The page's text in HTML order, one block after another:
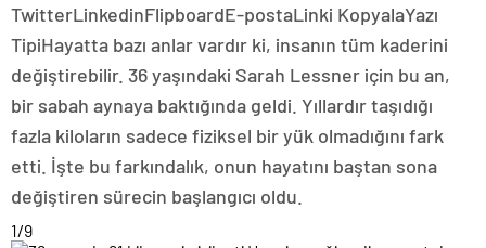
TwitterLinkedinFlipboardE-postaLinki KopyalaYazı
TipiHayatta bazı anlar vardır ki, insanın tüm kaderini
değiştirebilir. 36 yaşındaki Sarah Lessner için bu an,
bir sabah aynaya baktığında geldi. Yıllardır taşıdığı
fazla kiloların sadece fiziksel bir yük olmadığını fark
etti. İşte bu farkındalık, onun hayatını baştan sona
değiştiren sürecin başlangıcı oldu.
1/9